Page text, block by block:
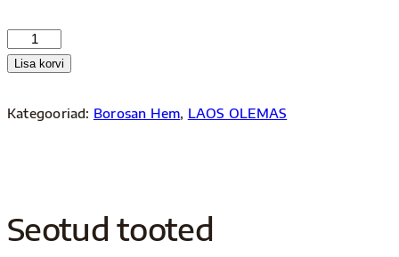
38737
kogus
Lisa korvi
Kategooriad: Borosan Hem LAOS OLEMAS
Seotud tooted